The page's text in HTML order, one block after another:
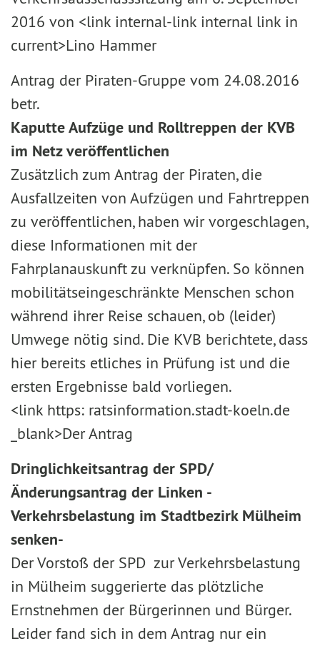
2016 von <link internal-link internal link in
current>Lino Hammer
Antrag der Piraten-Gruppe vom 24.08.2016
betr.
Kaputte Aufzüge und Rolltreppen der KVB
im Netz veröffentlichen
Zusätzlich zum Antrag der Piraten, die
Ausfallzeiten von Aufzügen und Fahrtreppen
zu veröffentlichen, haben wir vorgeschlagen,
diese Informationen mit der
Fahrplanauskunft zu verknüpfen. So können
mobilitätseingeschränkte Menschen schon
während ihrer Reise schauen, ob (leider)
Umwege nötig sind. Die KVB berichtete, dass
hier bereits etliches in Prüfung ist und die
ersten Ergebnisse bald vorliegen.
<link https: ratsinformation.stadt-koeln.de
_blank>Der Antrag
Dringlichkeitsantrag der SPD/
Änderungsantrag der Linken -
Verkehrsbelastung im Stadtbezirk Mülheim
senken-
Der Vorstoß der SPD zur Verkehrsbelastung
in Mülheim suggerierte das plötzliche
Ernstnehmen der Bürgerinnen und Bürger.
Leider fand sich in dem Antrag nur ein